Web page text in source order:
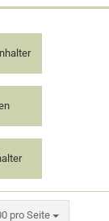
pro Seite
Seite